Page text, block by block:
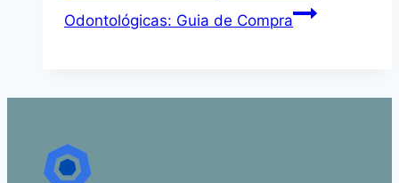
Odontológicas: Guia de Compra